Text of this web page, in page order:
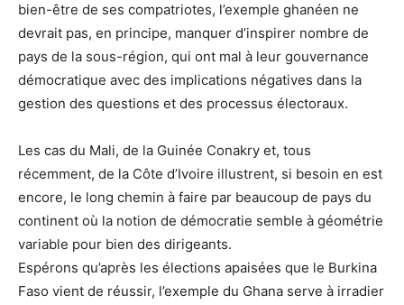
bien-être de ses compatriotes, l’exemple ghanéen ne
devrait pas, en principe, manquer d’inspirer nombre de
pays de la sous-région, qui ont mal à leur gouvernance
démocratique avec des implications négatives dans la
gestion des questions et des processus électoraux.
Les cas du Mali, de la Guinée Conakry et, tous
récemment, de la Côte d’Ivoire illustrent, si besoin en est
encore, le long chemin à faire par beaucoup de pays du
continent où la notion de démocratie semble à géométrie
variable pour bien des dirigeants.
Espérons qu’après les élections apaisées que le Burkina
Faso vient de réussir, l’exemple du Ghana serve à irradier